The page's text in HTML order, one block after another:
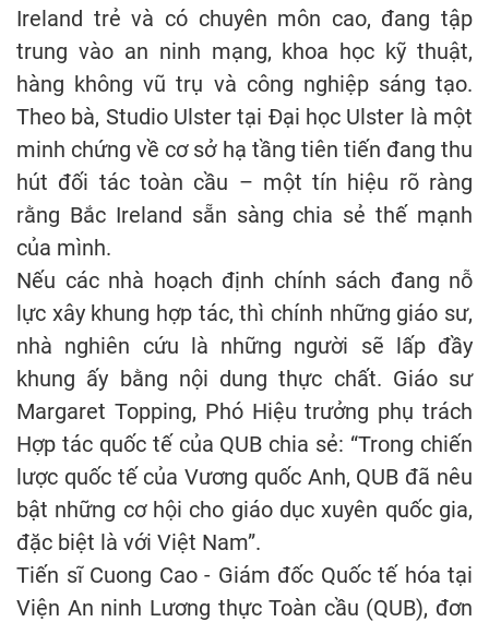
Ireland trẻ và có chuyên môn cao, đang tập
trung vào an ninh mạng, khoa học kỹ thuật,
hàng không vũ trụ và công nghiệp sáng tạo.
Theo bà, Studio Ulster tại Đại học Ulster là một
minh chứng về cơ sở hạ tầng tiên tiến đang thu
hút đối tác toàn cầu – một tín hiệu rõ ràng
rằng Bắc Ireland sẵn sàng chia sẻ thế mạnh
của mình.
Nếu các nhà hoạch định chính sách đang nỗ
lực xây khung hợp tác, thì chính những giáo sư,
nhà nghiên cứu là những người sẽ lấp đầy
khung ấy bằng nội dung thực chất. Giáo sư
Margaret Topping, Phó Hiệu trưởng phụ trách
Hợp tác quốc tế của QUB chia sẻ: “Trong chiến
lược quốc tế của Vương quốc Anh, QUB đã nêu
bật những cơ hội cho giáo dục xuyên quốc gia,
đặc biệt là với Việt Nam”.
Tiến sĩ Cuong Cao - Giám đốc Quốc tế hóa tại
Viện An ninh Lương thực Toàn cầu (QUB), đơn